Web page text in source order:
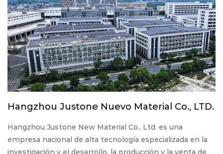
Hangzhou Justone Nuevo Material Co., LTD.
Hangzhou Justone New Material Co., Ltd. es una
empresa nacional de alta tecnología especializada en la
investigación y el desarrollo, la producción y la venta de